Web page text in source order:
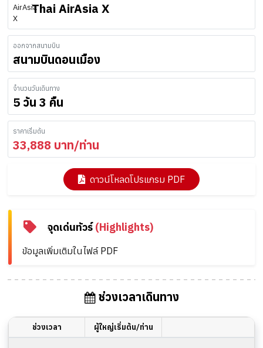
Thai AirAsia X
ออกจากสนามบิน
สนามบินดอนเมือง
จำนวนวันเดินทาง
5 วัน 3 คืน
ราคาเริ่มต้น
33,888 บาท/ท่าน
ดาวน์โหลดโปรแกรม PDF
จุดเด่นทัวร์(Highlights)
ข้อมูลเพิ่มเติมในไฟล์ PDF
ช่วงเวลาเดินทาง
ช่วงเวลา ผู้ใหญ่เริ่มต้น/ท่าน